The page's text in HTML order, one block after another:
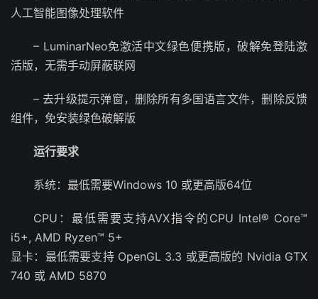
人工智能图像处理软件
– LuminarNeo免激活中文绿色便携版，破解免登陆激
活版，无需手动屏蔽联网
– 去升级提示弹窗，删除所有多国语言文件，删除反馈
组件，免安装绿色破解版
运行要求
系统：最低需要Windows 10 或更高版64位
CPU：最低需要支持AVX指令的CPU Intel® Core™
i5+, AMD Ryzen™ 5+
显卡：最低需要支持 OpenGL 3.3 或更高版的 Nvidia GTX
740 或 AMD 5870